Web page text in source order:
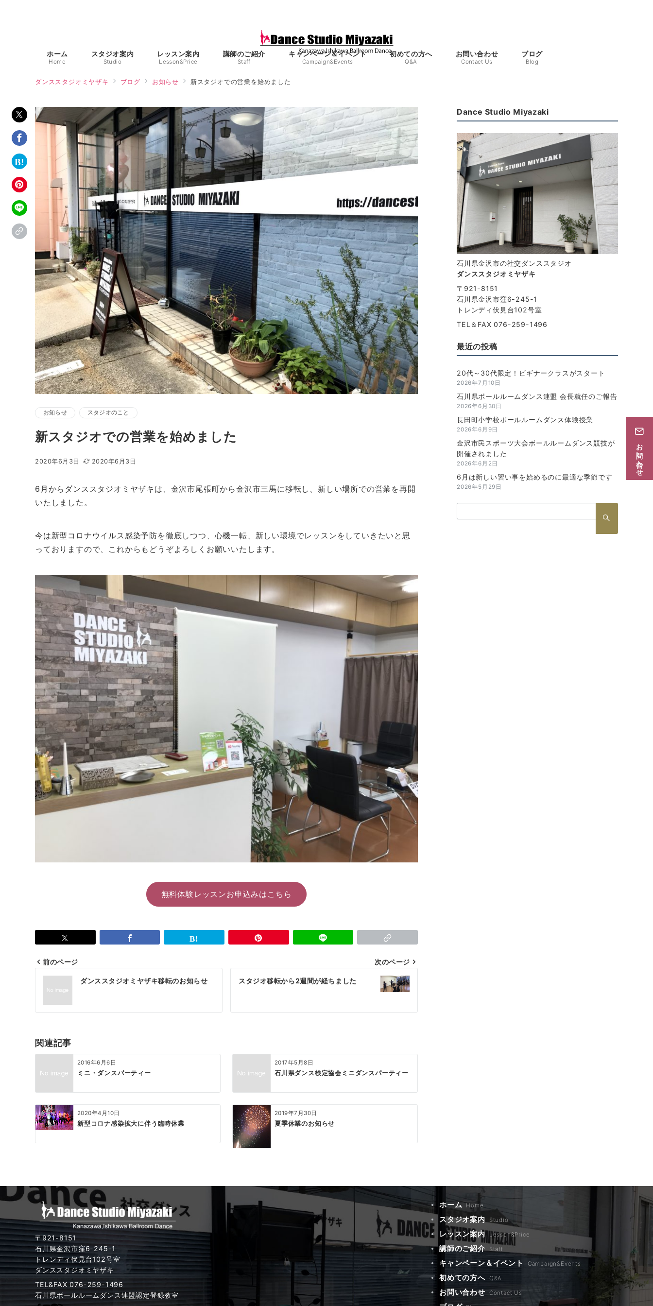
ホーム
Home
スタジオ案内
Studio
レッスン案内
Lesson&Price
講師のご紹介
Staff
キャンペーン＆イベント
Campaign&Events
初めての方へ
Q&A
お問い合わせ
Contact Us
ブログ
Blog
ダンススタジオミヤザキ ブログ お知らせ 新スタジオでの営業を始めました
お知らせ スタジオのこと
新スタジオでの営業を始めました
2020年6月3日 2020年6月3日
6月からダンススタジオミヤザキは、金沢市尾張町から金沢市三馬に移転し、新しい場所での営業を再開
いたしました。
今は新型コロナウイルス感染予防を徹底しつつ、心機一転、新しい環境でレッスンをしていきたいと思
っておりますので、これからもどうぞよろしくお願いいたします。
無料体験レッスンお申込みはこちら
投
ナ
ゲ
ー
シ
ョ
ン
前のページ
ダンススタジオミヤザキ移転のお知らせ
次のページ
スタジオ移転から2週間が経ちました
関連記事
2016年6月6日
ミニ・ダンスパーティー
2017年5月8日
石川県ダンス検定協会ミニダンスパーティー
2020年4月10日
新型コロナ感染拡大に伴う臨時休業
2019年7月30日
夏季休業のお知らせ
Dance Studio Miyazaki
石川県金沢市の社交ダンススタジオ
ダンススタジオミヤザキ
〒921-8151
石川県金沢市窪6-245-1
トレンディ伏見台102号室
TEL＆FAX 076-259-1496
最近の投稿
20代～30代限定！ビギナークラスがスタート
2026年7月10日
石川県ボールルームダンス連盟 会長就任のご報告
2026年6月30日
長田町小学校ボールルームダンス体験授業
2026年6月9日
金沢市民スポーツ大会ボールルームダンス競技が
開催されました
2026年6月2日
6月は新しい習い事を始めるのに最適な季節です
2026年5月29日
索：
〒921-8151
石川県金沢市窪6-245-1
トレンディ伏見台102号室
ダンススタジオミヤザキ
TEL&FAX 076-259-1496
石川県ボールルームダンス連盟認定登録教室
ホーム Home
スタジオ案内 Studio
レッスン案内 Lesson&Price
講師のご紹介 Staff
キャンペーン＆イベント Campaign&Events
初めての方へ Q&A
お問い合わせ Contact Us
お問い合わせ